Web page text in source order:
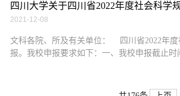
四川大学关于四川省2022年度社会科学
2021-12-08
文科各院、所及有关单位： 四川省2022年度
报。我校申报要求如下：一、我校申报截止时